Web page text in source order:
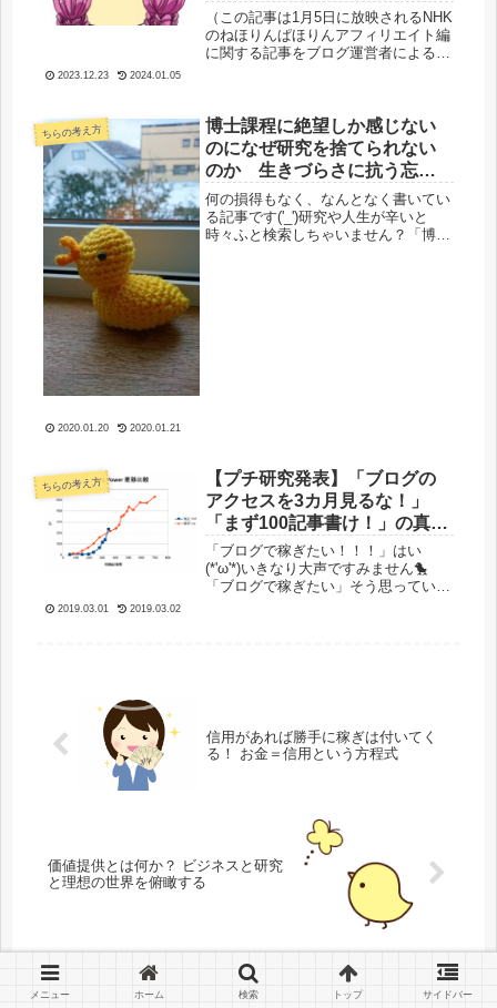
感想を検討！
（この記事は1月5日に放映されるNHK
のねほりんぱほりんアフィリエイト編
に関する記事をブログ運営者による妄
ね。2024年！2023年のアフ...
2023.12.23 2024.01.05
ちらの考え方
博士課程に絶望しか感じない
のになぜ研究を捨てられない
のか 生きづらさに抗う忘備
録
何の損得もなく、なんとなく書いてい
る記事です('_')研究や人生が辛いと
時々ふと検索しちゃいません？「博士
2020.01.20 2020.01.21
ちらの考え方
【プチ研究発表】「ブログの
アクセスを3カ月見るな！」
「まず100記事書け！」の真実
に迫る -PV増加と記事数の連動
及び遅延現象の測定と考察-
「ブログで稼ぎたい！！！」はい
(*'ω'*)いきなり大声ですみません🐤
「ブログで稼ぎたい」そう思っている
2019.03.01 2019.03.02
信用があれば勝手に稼ぎは付いてく
る！ お金＝信用という方程式
価値提供とは何か？ ビジネスと研究
と理想の世界を俯瞰する
メニュー ホーム 検索 トップ サイドバー